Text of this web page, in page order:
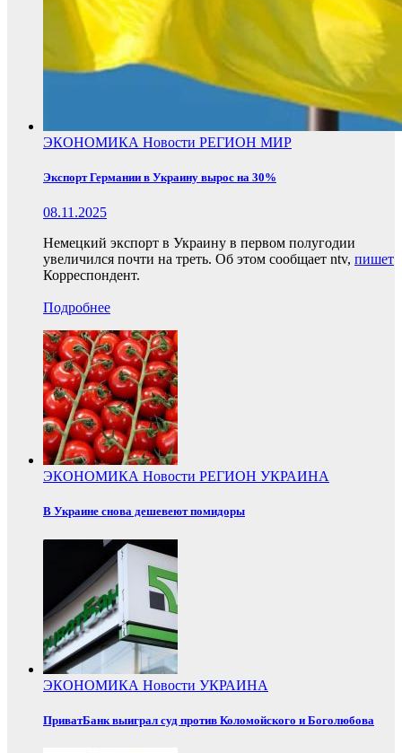
ЭКОНОМИКА Новости РЕГИОН МИР
Экспорт Германии в Украину вырос на 30%
08.11.2025
Немецкий экспорт в Украину в первом полугодии
увеличился почти на треть. Об этом сообщает ntv, пишет
Корреспондент.
Подробнее
ЭКОНОМИКА Новости РЕГИОН УКРАИНА
В Украине снова дешевеют помидоры
ЭКОНОМИКА Новости УКРАИНА
ПриватБанк выиграл суд против Коломойского и Боголюбова